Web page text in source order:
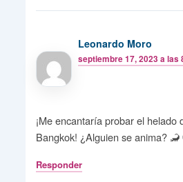
Leonardo Moro
septiembre 17, 2023 a las
¡Me encantaría probar el helado
Bangkok! ¿Alguien se anima?
Responder